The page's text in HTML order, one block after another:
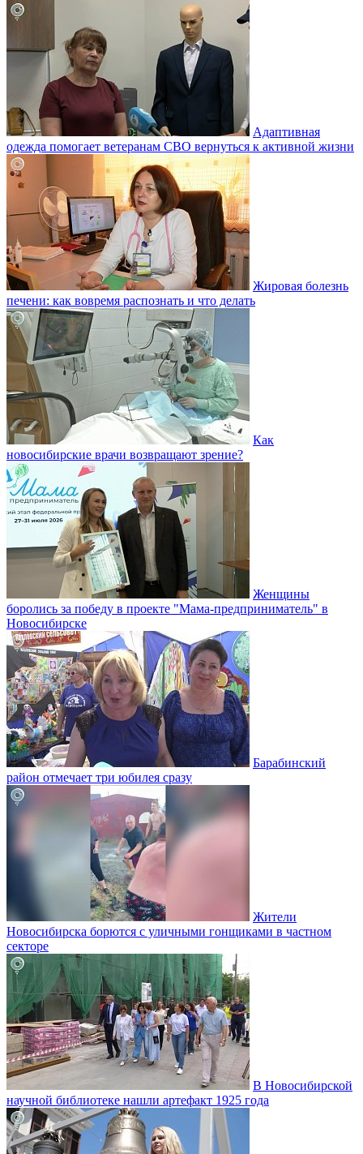
Адаптивная
одежда помогает ветеранам СВО вернуться к активной жизни
Жировая болезнь
печени: как вовремя распознать и что делать
Как
новосибирские врачи возвращают зрение?
Женщины
боролись за победу в проекте "Мама-предприниматель" в
Новосибирске
Барабинский
район отмечает три юбилея сразу
Жители
Новосибирска борются с уличными гонщиками в частном
секторе
В Новосибирской
научной библиотеке нашли артефакт 1925 года